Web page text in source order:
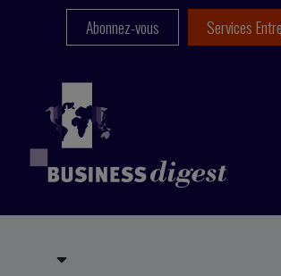
Abonnez-vous Services